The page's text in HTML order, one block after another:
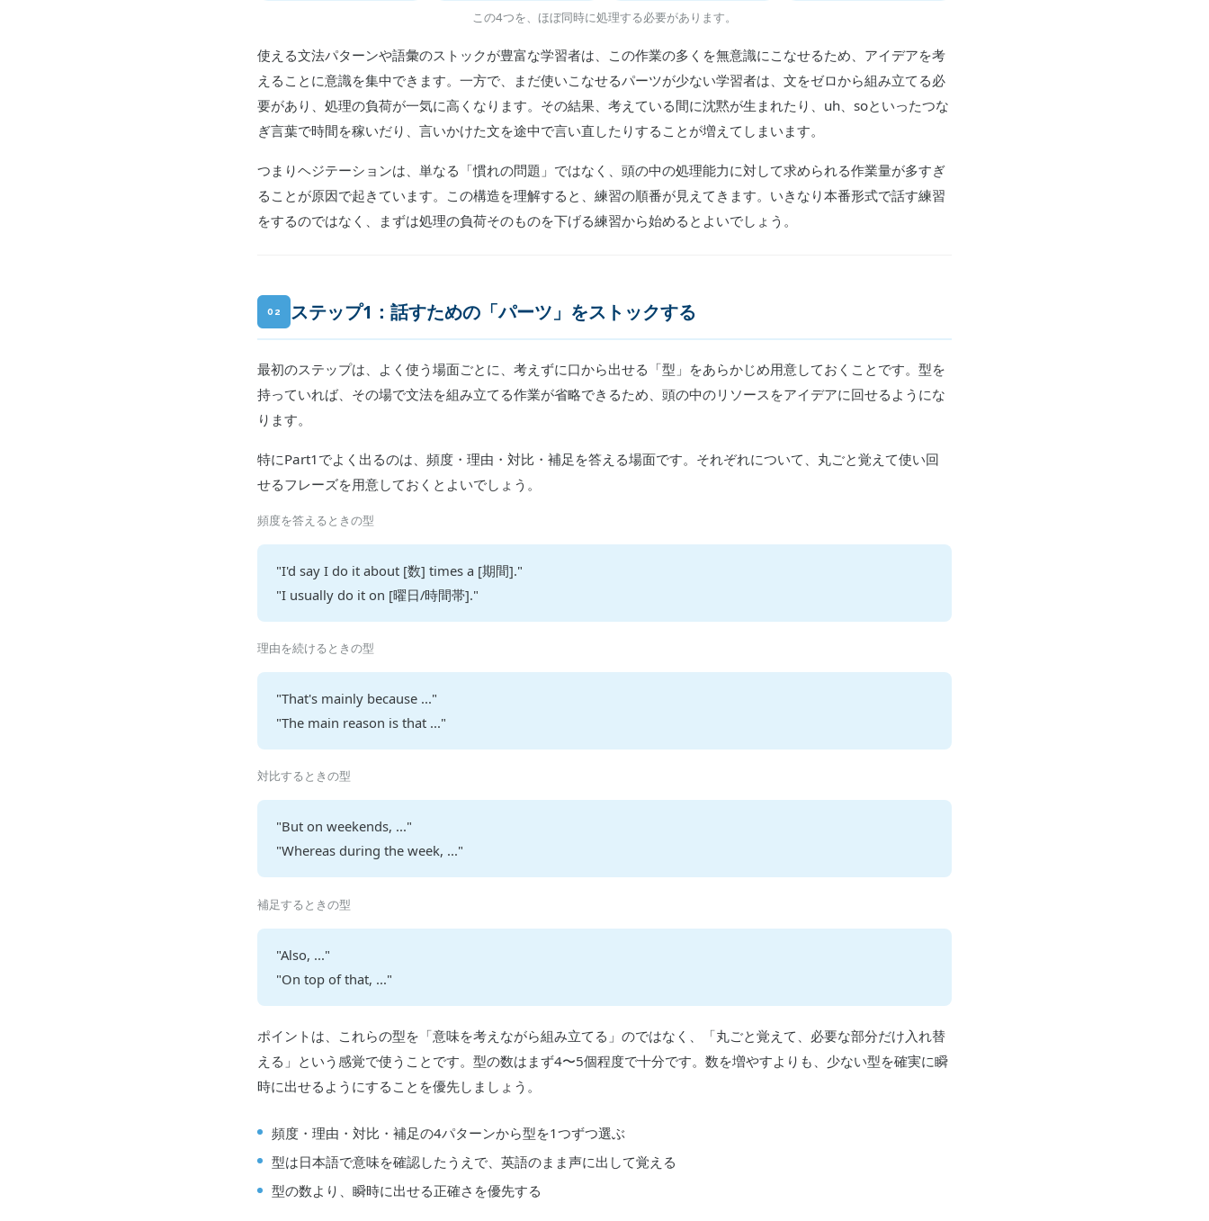
この4つを、ほぼ同時に処理する必要があります。
使える文法パターンや語彙のストックが豊富な学習者は、この作業の多くを無意識にこなせるため、アイデアを考
えることに意識を集中できます。一方で、まだ使いこなせるパーツが少ない学習者は、文をゼロから組み立てる必
要があり、処理の負荷が一気に高くなります。その結果、考えている間に沈黙が生まれたり、uh、soといったつな
ぎ言葉で時間を稼いだり、言いかけた文を途中で言い直したりすることが増えてしまいます。
つまりヘジテーションは、単なる「慣れの問題」ではなく、頭の中の処理能力に対して求められる作業量が多すぎ
ることが原因で起きています。この構造を理解すると、練習の順番が見えてきます。いきなり本番形式で話す練習
をするのではなく、まずは処理の負荷そのものを下げる練習から始めるとよいでしょう。
02 ステップ1：話すための「パーツ」をストックする
最初のステップは、よく使う場面ごとに、考えずに口から出せる「型」をあらかじめ用意しておくことです。型を
持っていれば、その場で文法を組み立てる作業が省略できるため、頭の中のリソースをアイデアに回せるようにな
ります。
特にPart1でよく出るのは、頻度・理由・対比・補足を答える場面です。それぞれについて、丸ごと覚えて使い回
せるフレーズを用意しておくとよいでしょう。
頻度を答えるときの型
"I'd say I do it about [数] times a [期間]."
"I usually do it on [曜日/時間帯]."
理由を続けるときの型
"That's mainly because ..."
"The main reason is that ..."
対比するときの型
"But on weekends, ..."
"Whereas during the week, ..."
補足するときの型
"Also, ..."
"On top of that, ..."
ポイントは、これらの型を「意味を考えながら組み立てる」のではなく、「丸ごと覚えて、必要な部分だけ入れ替
える」という感覚で使うことです。型の数はまず4〜5個程度で十分です。数を増やすよりも、少ない型を確実に瞬
時に出せるようにすることを優先しましょう。
頻度・理由・対比・補足の4パターンから型を1つずつ選ぶ
型は日本語で意味を確認したうえで、英語のまま声に出して覚える
型の数より、瞬時に出せる正確さを優先する